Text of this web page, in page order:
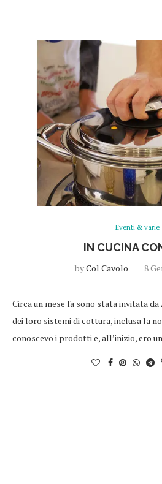
Eventi & varie
IN CUCINA
byCol Cavolo 8
Circa un mese fa sono stata invitata
dei loro sistemi di cottura, inclusa la
conoscevo i prodotti e, all’inizio, ero